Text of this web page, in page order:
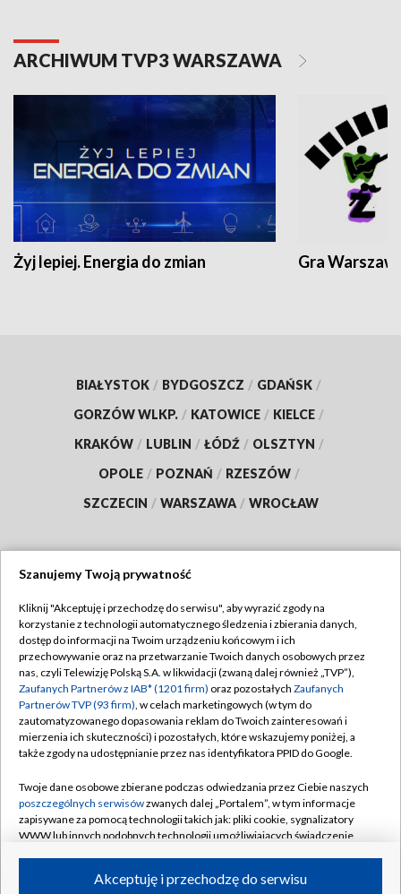
ARCHIWUM TVP3 WARSZAWA
Żyj lepiej. Energia do zmian Gra
BIAŁYSTOK / BYDGOSZCZ / GDAŃSK /
GORZÓW WLKP. / KATOWICE / KIELCE /
KRAKÓW / LUBLIN / ŁÓDŹ / OLSZTYN /
OPOLE / POZNAŃ / RZESZÓW /
SZCZECIN / WARSZAWA / WROCŁAW
TVP
Abonament TVP
Emisja w TVP
Centrum informacji TVP
Naziemna Telewizja Cyfrowa
Rada Programowa
System NOS
Informacje o nadawcy
Program dla prasy
Regulamin TVP
Polityka prywatności
Moje zgody
Pomoc
Kontakt
Kanały
Szanujemy Twoją prywatność
Kliknij "Akceptuję i przechodzę do serwisu", aby wyrazić zgody na
korzystanie z technologii automatycznego śledzenia i zbierania danych,
dostęp do informacji na Twoim urządzeniu końcowym i ich
przechowywanie oraz na przetwarzanie Twoich danych osobowych przez
nas, czyli Telewizję Polską S.A. w likwidacji (zwaną dalej również „TVP”),
Zaufanych Partnerów z IAB* (1201 firm) oraz pozostałych Zaufanych
Partnerów TVP (93 firm), w celach marketingowych (w tym do
zautomatyzowanego dopasowania reklam do Twoich zainteresowań i
mierzenia ich skuteczności) i pozostałych, które wskazujemy poniżej, a
także zgody na udostępnianie przez nas identyfikatora PPID do Google.
Twoje dane osobowe zbierane podczas odwiedzania przez Ciebie naszych
poszczególnych serwisówzwanych dalej „Portalem”, w tym informacje
zapisywane za pomocą technologii takich jak: pliki cookie, sygnalizatory
WWW lub innych podobnych technologii umożliwiających świadczenie
ruchu w Internecie.Akceptuję i przechodzę do serwisu